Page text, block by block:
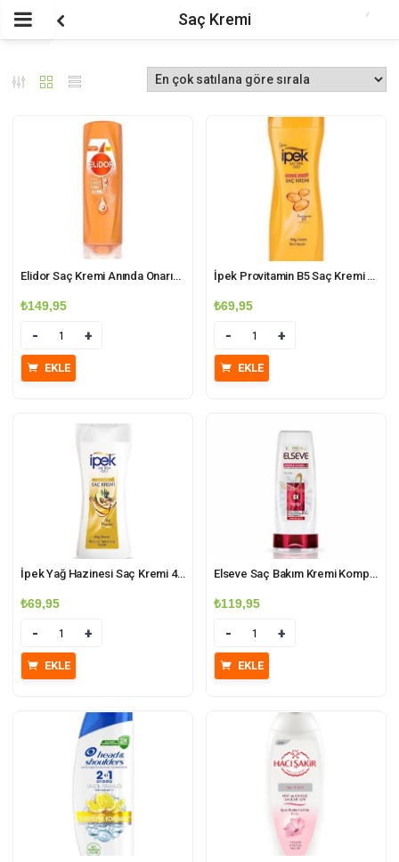
Saç Kremi
Elidor Saç Kremi Anında Onarıcı 350 ml
₺149,95
Miktar
EKLE
İpek Provitamin B5 Saç Kremi 480ml
₺69,95
Miktar
EKLE
İpek Yağ Hazinesi Saç Kremi 480ml
₺69,95
Miktar
EKLE
Elseve Saç Bakım Kremi Komple Onarıcı 5 Yapılandırıcı 360ml
₺119,95
Miktar
EKLE